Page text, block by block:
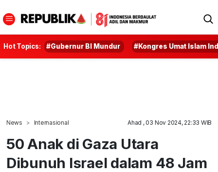
Hot Topics: #Gubernur BI Mundur #Kongres Umat Islam
News Internasional Ahad , 03 Nov 2024, 22:33 WIB
50 Anak di Gaza Utara
Dibunuh Israel dalam 48 Jam